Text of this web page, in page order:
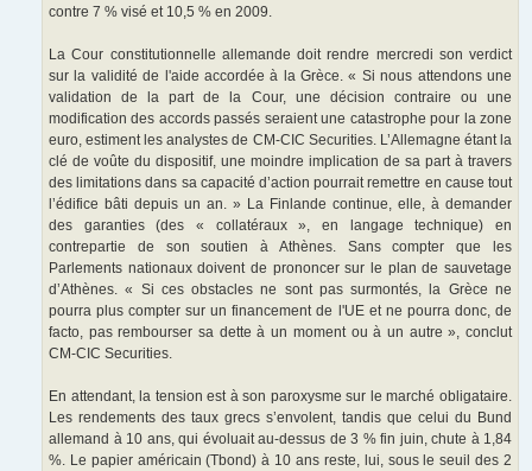
contre 7 % visé et 10,5 % en 2009.
La Cour constitutionnelle allemande doit rendre mercredi son verdict
sur la validité de l'aide accordée à la Grèce. « Si nous attendons une
validation de la part de la Cour, une décision contraire ou une
modification des accords passés seraient une catastrophe pour la zone
euro, estiment les analystes de CM-CIC Securities. L’Allemagne étant la
clé de voûte du dispositif, une moindre implication de sa part à travers
des limitations dans sa capacité d’action pourrait remettre en cause tout
l’édifice bâti depuis un an. » La Finlande continue, elle, à demander
des garanties (des « collatéraux », en langage technique) en
contrepartie de son soutien à Athènes. Sans compter que les
Parlements nationaux doivent de prononcer sur le plan de sauvetage
d’Athènes. « Si ces obstacles ne sont pas surmontés, la Grèce ne
pourra plus compter sur un financement de l'UE et ne pourra donc, de
facto, pas rembourser sa dette à un moment ou à un autre », conclut
CM-CIC Securities.
En attendant, la tension est à son paroxysme sur le marché obligataire.
Les rendements des taux grecs s’envolent, tandis que celui du Bund
allemand à 10 ans, qui évoluait au-dessus de 3 % fin juin, chute à 1,84
%. Le papier américain (Tbond) à 10 ans reste, lui, sous le seuil des 2